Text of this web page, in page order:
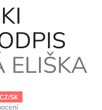
ELIŠKA
SK